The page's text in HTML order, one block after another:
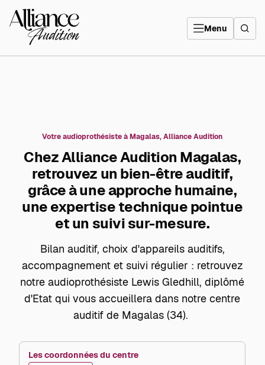
directement
contenu
Menu
Votre audioprothésiste à Magalas, Alliance Audition
Chez Alliance Audition Magalas,
retrouvez un bien-être auditif,
grâce à une approche humaine,
une expertise technique pointue
et un suivi sur-mesure.
Bilan auditif, choix d'appareils auditifs,
accompagnement et suivi régulier : retrouvez
notre audioprothésiste Lewis Gledhill, diplômé
d'Etat qui vous accueillera dans notre centre
auditif de Magalas (34).
Les coordonnées du centre